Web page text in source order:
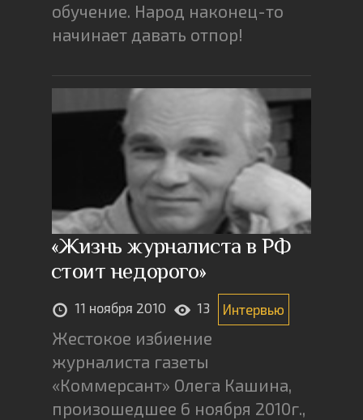
обучение. Народ наконец-то
начинает давать отпор!
«Жизнь журналиста в РФ
стоит недорого»
11 ноября 2010 13 Интервью
Жестокое избиение
журналиста газеты
«Коммерсант» Олега Кашина,
произошедшее 6 ноября 2010г.,